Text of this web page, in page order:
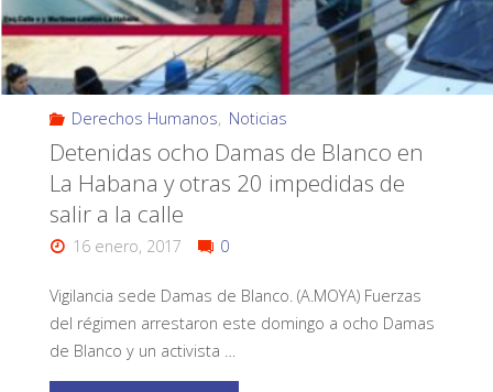
Derechos Humanos, Noticias
Detenidas ocho Damas de Blanco en
La Habana y otras 20 impedidas de
salir a la calle
16 enero, 2017 0
Vigilancia sede Damas de Blanco. (A.MOYA) Fuerzas
del régimen arrestaron este domingo a ocho Damas
de Blanco y un activista …